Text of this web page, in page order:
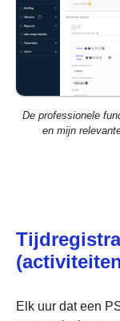
De professionele
en mijn
Elk uur dat een